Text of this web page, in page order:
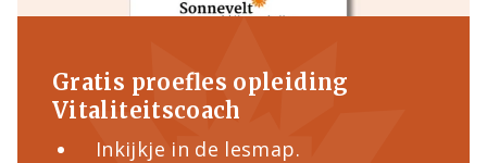
Gratis proefles opleiding
Vitaliteitscoach
Inkijkje in de lesmap.